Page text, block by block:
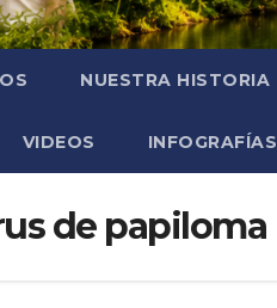
NUESTRA HISTORIA
VIDEOS INFOGRAFÍAS
de